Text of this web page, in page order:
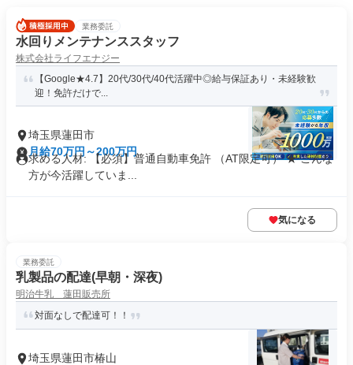
業務委託
水回りメンテナンススタッフ
株式会社ライフエナジー
【Google★4.7】20代/30代/40代活躍中◎給与保証あり・未経験歓
迎！免許だけで...
埼玉県蓮田市
月給70万円～200万円
求める人材: 【必須】普通自動車免許 （AT限定可） ★ こんな
方が今活躍していま...
気になる
業務委託
乳製品の配達(早朝・深夜)
明治牛乳 蓮田販売所
対面なしで配達可！！
埼玉県蓮田市椿山